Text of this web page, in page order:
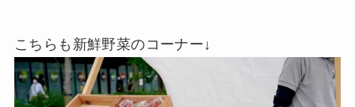
こちらも新鮮野菜のコーナー↓